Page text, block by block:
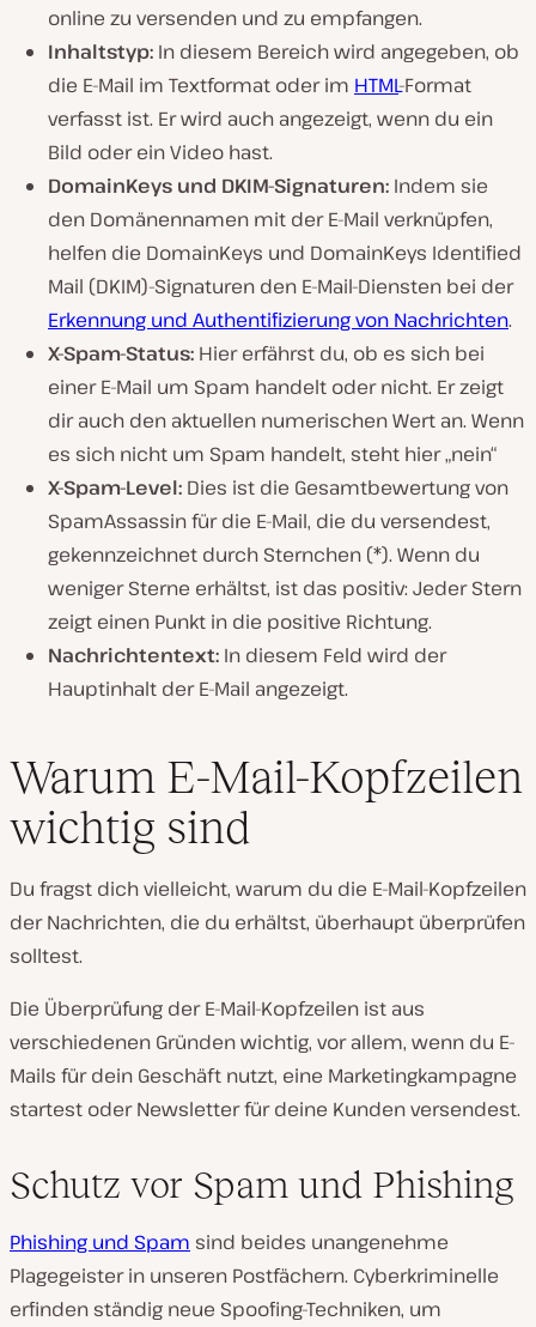
online zu versenden und zu empfangen.
Inhaltstyp: In diesem Bereich wird angegeben, ob
die E-Mail im Textformat oder im HTML-Format
verfasst ist. Er wird auch angezeigt, wenn du ein
Bild oder ein Video hast.
DomainKeys und DKIM-Signaturen: Indem sie
den Domänennamen mit der E-Mail verknüpfen,
helfen die DomainKeys und DomainKeys Identified
Mail (DKIM)-Signaturen den E-Mail-Diensten bei der
Erkennung und Authentifizierung von Nachrichten.
X-Spam-Status: Hier erfährst du, ob es sich bei
einer E-Mail um Spam handelt oder nicht. Er zeigt
dir auch den aktuellen numerischen Wert an. Wenn
es sich nicht um Spam handelt, steht hier „nein“
X-Spam-Level: Dies ist die Gesamtbewertung von
SpamAssassin für die E-Mail, die du versendest,
gekennzeichnet durch Sternchen (*). Wenn du
weniger Sterne erhältst, ist das positiv: Jeder Stern
zeigt einen Punkt in die positive Richtung.
Nachrichtentext: In diesem Feld wird der
Hauptinhalt der E-Mail angezeigt.
Warum E-Mail-Kopfzeilen
wichtig sind
Du fragst dich vielleicht, warum du die E-Mail-Kopfzeilen
der Nachrichten, die du erhältst, überhaupt überprüfen
solltest.
Die Überprüfung der E-Mail-Kopfzeilen ist aus
verschiedenen Gründen wichtig, vor allem, wenn du E-
Mails für dein Geschäft nutzt, eine Marketingkampagne
startest oder Newsletter für deine Kunden versendest.
Schutz vor Spam und Phishing
Phishing und Spam sind beides unangenehme
Plagegeister in unseren Postfächern. Cyberkriminelle
erfinden ständig neue Spoofing-Techniken, um